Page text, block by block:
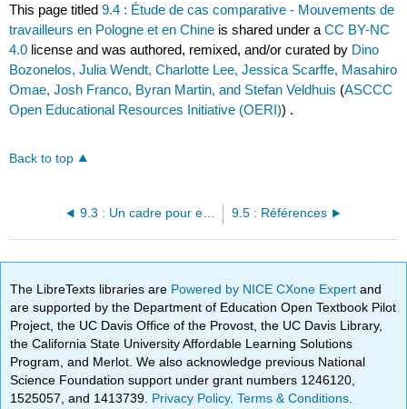
This page titled9.4 : Étude de cas comparative - Mouvements de
travailleurs en Pologne et en Chine is shared under aCC BY-NC
4.0 license and was authored, remixed, and/or curated by Dino
Bozonelos, Julia Wendt, Charlotte Lee, Jessica Scarffe, Masahiro
Omae, Josh Franco, Byran Martin, and Stefan Veldhuis (ASCCC
Open Educational Resources Initiative (OERI)) .
Back to top
9.3 : Un cadre pour expliquer les mouvements sociaux 9.5 : Références
The LibreTexts libraries are Powered by NICE CXone Expertand
are supported by the Department of Education Open Textbook Pilot
Project, the UC Davis Office of the Provost, the UC Davis Library,
the California State University Affordable Learning Solutions
Program, and Merlot. We also acknowledge previous National
Science Foundation support under grant numbers 1246120,
1525057, and 1413739. Privacy Policy.Terms & Conditions